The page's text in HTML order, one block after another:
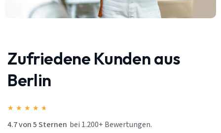
Zufriedene Kunden aus
Berlin
★ ★ ★ ★ ★
4.7 von 5 Sternen bei 1.200+ Bewertungen.